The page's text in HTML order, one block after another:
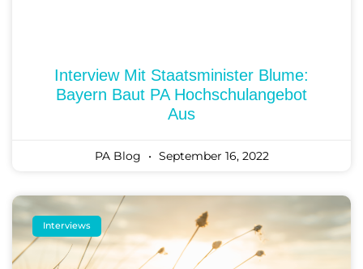
Interview Mit Staatsminister Blume:
Bayern Baut PA Hochschulangebot
Aus
PA Blog September 16, 2022
Interviews